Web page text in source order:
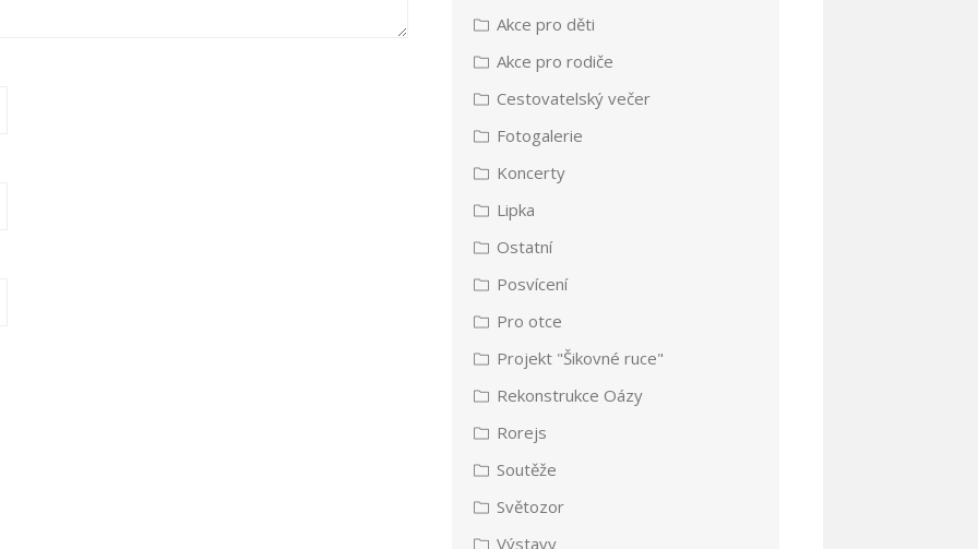
Akce pro děti
Akce pro rodiče
Cestovatelský večer
Fotogalerie
Koncerty
Lipka
Ostatní
Posvícení
Pro otce
Projekt "Šikovné ruce"
Rekonstrukce Oázy
Rorejs
Soutěže
Světozor
Výstavy